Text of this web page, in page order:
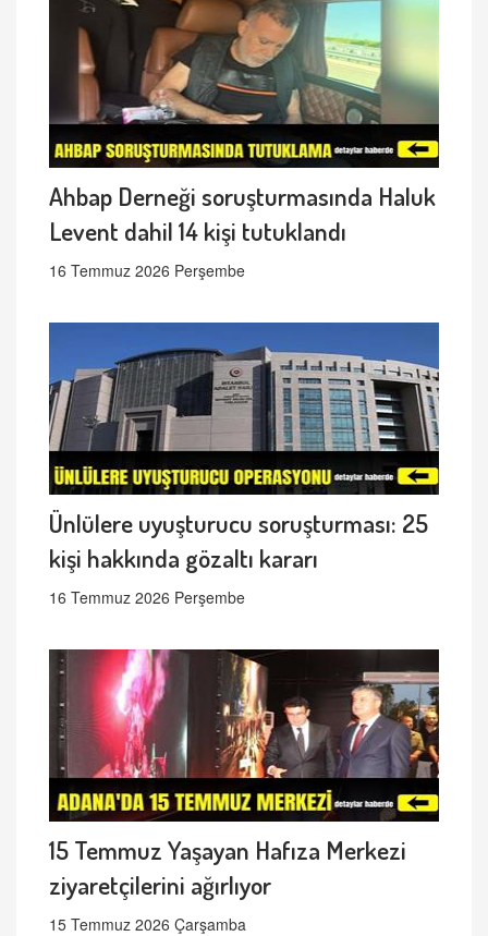
Ahbap Derneği soruşturmasında Haluk
Levent dahil 14 kişi tutuklandı
16 Temmuz 2026 Perşembe
Ünlülere uyuşturucu soruşturması: 25
kişi hakkında gözaltı kararı
16 Temmuz 2026 Perşembe
15 Temmuz Yaşayan Hafıza Merkezi
ziyaretçilerini ağırlıyor
15 Temmuz 2026 Çarşamba